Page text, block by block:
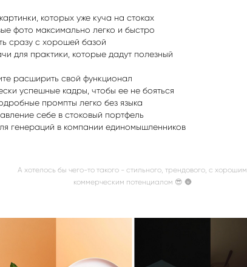
которых уже куча на стоках
фото максимально легко и быстро
сразу с хорошей базой
для практики, которые дадут полезный
расширить свой функционал
успешные кадры, чтобы ее не бояться
промпты легко без языка
себе в стоковый портфель
генераций в компании единомышленников
А хотелось бы чего-то такого - стильного, трендового, с хорошим
коммерческим потенциалом 😎 🌚